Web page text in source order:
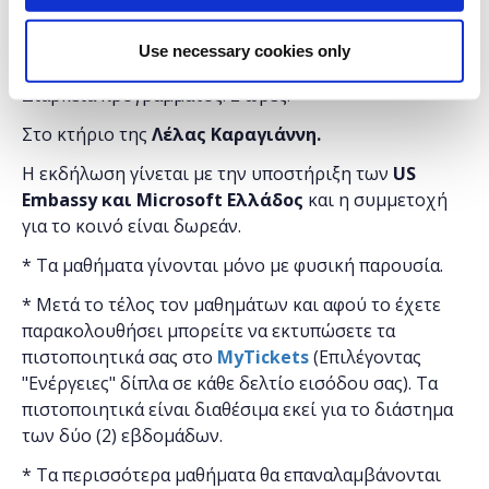
Use necessary cookies only
Εξαρτήματα και διαδικασία εκτύπωσης.
3D εκτύπωση στην πράξη.
Διάρκεια προγράμματος: 2 ώρες.
Στο κτήριο της Λέλας Καραγιάννη.
Η εκδήλωση γίνεται με την υποστήριξη των US
Embassy και Microsoft Ελλάδος και η συμμετοχή
για το κοινό είναι δωρεάν.
* Τα μαθήματα γίνονται μόνο με φυσική παρουσία.
* Μετά το τέλος τον μαθημάτων και αφού το έχετε
παρακολουθήσει μπορείτε να εκτυπώσετε τα
πιστοποιητικά ​σας στο MyTickets(Επιλέγοντας
"Ενέργειες" δίπλα σε κάθε δελτίο εισόδου σας). Τα
πιστοποιητικά είναι διαθέσιμα εκεί για το διάστημα
των δύο (2) εβδομάδων.
* Τα περισσότερα μαθήματα θα επαναλαμβάνονται